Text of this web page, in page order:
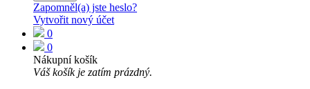
Zapomněl(a) jste heslo?
Vytvořit nový účet
0
0
Nákupní košík
Váš košík je zatím prázdný.